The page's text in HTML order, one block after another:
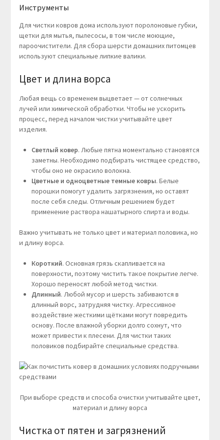
Инструменты
Для чистки ковров дома используют поролоновые губки,
щетки для мытья, пылесосы, в том числе моющие,
пароочистители. Для сбора шерсти домашних питомцев
используют специальные липкие валики.
Цвет и длина ворса
Любая вещь со временем выцветает — от солнечных
лучей или химической обработки. Чтобы не ускорить
процесс, перед началом чистки учитывайте цвет
изделия.
Светлый ковер. Любые пятна моментально становятся
заметны. Необходимо подбирать чистящее средство,
чтобы оно не окрасило волокна.
Цветные и одноцветные темные ковры. Белые
порошки помогут удалить загрязнения, но оставят
после себя следы. Отличным решением будет
применение раствора нашатырного спирта и воды.
Важно учитывать не только цвет и материал половика, но
и длину ворса.
Короткий. Основная грязь скапливается на
поверхности, поэтому чистить такое покрытие легче.
Хорошо переносят любой метод чистки.
Длинный. Любой мусор и шерсть забиваются в
длинный ворс, затрудняя чистку. Агрессивное
воздействие жесткими щётками могут повредить
основу. После влажной уборки долго сохнут, что
может привести к плесени. Для чистки таких
половиков подбирайте специальные средства.
При выборе средств и способа очистки учитывайте цвет,
материал и длину ворса
Чистка от пятен и загрязнений